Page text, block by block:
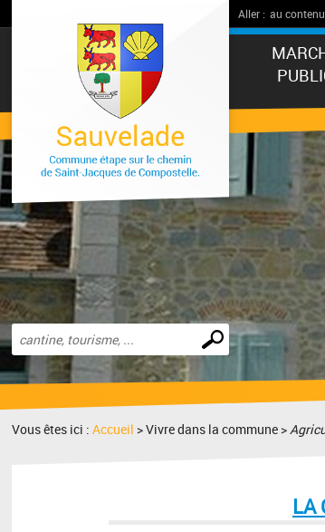
Aller : au contenu
Effectuer
une
recherche
Vous êtes ici :Accueil > Vivre dans la commune >
LA